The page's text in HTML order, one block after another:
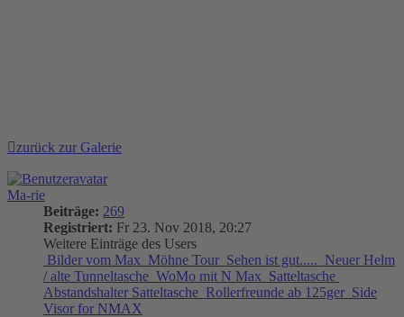
zurück zur Galerie
Ma-rie
Beiträge: 269
Registriert: Fr 23. Nov 2018, 20:27
Weitere Einträge des Users
Bilder vom Max Möhne Tour Sehen ist gut..... Neuer Helm
/ alte Tunneltasche WoMo mit N Max Satteltasche
Abstandshalter Satteltasche Rollerfreunde ab 125ger Side
Visor for NMAX